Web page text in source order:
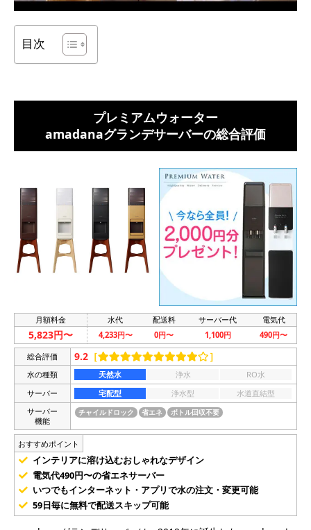
目次
プレミアムウォーター
amadanaグランデサーバーの総合評価
月額料金 水代 配送料 サーバー代 電気代
5,823円〜 4,233円〜 0円〜 1,100円 490円〜
総合評価 9.2 ［ ］
水の種類 天然水 浄水
RO水
サーバー
宅配型 浄水型
水道直結型
サーバー
機能
チャイルドロック 省エネ ボトル回収不要
おすすめポイント
インテリアに溶け込むおしゃれなデザイン
電気代490円〜の省エネサーバー
いつでもインターネット・アプリで水の注文・変更可能
59日毎に無料で配送スキップ可能